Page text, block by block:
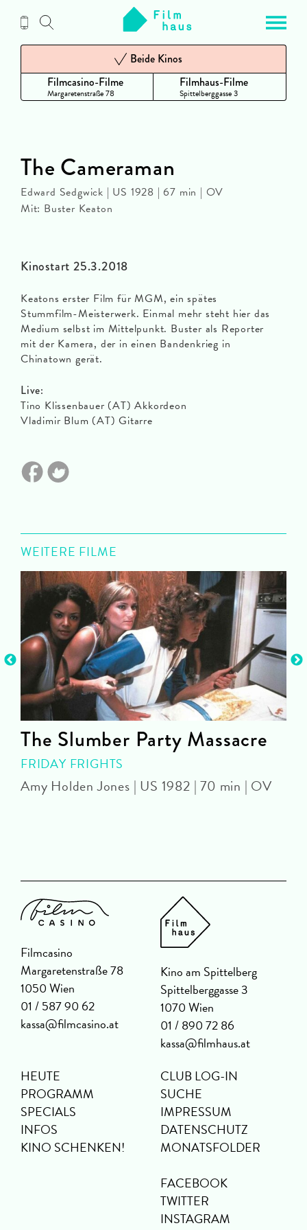
Inhalt
Filmcasino-Filme
Margaretenstraße 78
Beide Kinos
Filmhaus-Filme
Spittelberggasse 3
Kinostart 25.3.2018
Keatons erster Film für MGM, ein spätes
Stummfilm-Meisterwerk. Einmal mehr steht hier das
Medium selbst im Mittelpunkt. Buster als Reporter
mit der Kamera, der in einen Bandenkrieg in
Chinatown gerät.
Live:
Tino Klissenbauer (AT) Akkordeon
Vladimir Blum (AT) Gitarre
The Cameraman
Edward Sedgwick | US 1928 | 67 min | OV
Mit: Buster Keaton
WEITERE FILME
The Slumber Party Massacre
FRIDAY FRIGHTS
Amy Holden Jones | US 1982 | 70 min | OV
Filmcasino
Margaretenstraße 78
1050 Wien
01 / 587 90 62
kassa@filmcasino.at
Kino am Spittelberg
Spittelberggasse 3
1070 Wien
01 / 890 72 86
kassa@filmhaus.at
HEUTE
PROGRAMM
SPECIALS
INFOS
KINO SCHENKEN!
CLUB LOG-IN
SUCHE
IMPRESSUM
DATENSCHUTZ
MONATSFOLDER
FACEBOOK
TWITTER
INSTAGRAM